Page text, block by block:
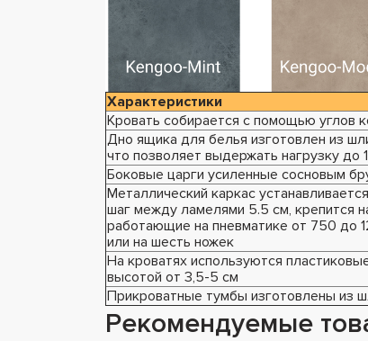
Характеристики
Кровать собирается с помощью углов
Дно ящика для белья изготовлен из
что позволяет выдержать нагрузку до
Боковые царги усиленные сосновым
Металлический каркас
шаг между ламелями 5.5 см, крепится
работающие на пневматике от 750 до
или на шесть ножек
На кроватях используются
высотой от 3,5-5 см
Прикроватные тумбы изготовлены из
Рекомендуемые